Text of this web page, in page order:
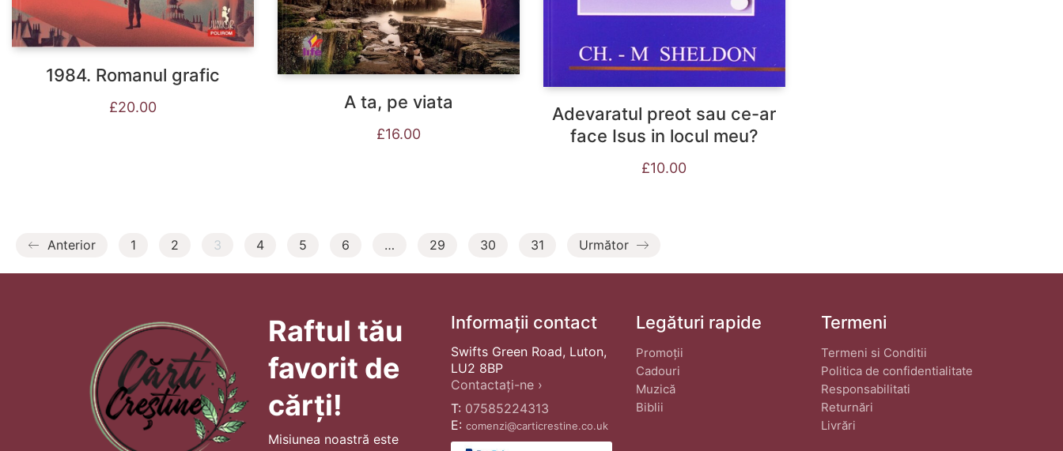
1984. Romanul grafic
£20.00 A ta, pe viata
£16.00
Adevaratul preot sau ce-ar
face Isus in locul meu?
£10.00
Anterior 1 2 3 4 5 6 … 29 30 31 Următor
Raftul tău
favorit de
cărți!
Misiunea noastră este
Informații contact
Swifts Green Road, Luton,
LU2 8BP
Contactați-ne ›
T: 07585224313
E: comenzi@carticrestine.co.uk
Legături rapide
Promoții
Cadouri
Muzică
Biblii
Termeni
Termeni si Conditii
Politica de confidentialitate
Responsabilitati
Returnări
Livrări